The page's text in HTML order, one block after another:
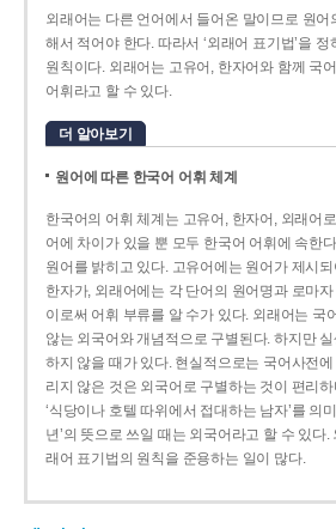
외래어는 다른 언어에서 들어온 말이므로 원어
해서 적어야 한다. 따라서 ‘외래어 표기법’을 정
원칙이다. 외래어는 고유어, 한자어와 함께 국
어휘라고 할 수 있다.
더 알아보기
원어에 따른 한국어 어휘 체계
한국어의 어휘 체계는 고유어, 한자어, 외래어
어에 차이가 있을 뿐 모두 한국어 어휘에 속한
원어를 밝히고 있다. 고유어에는 원어가 제시
한자가, 외래어에는 각 단어의 원어명과 로마
이로써 어휘 부류를 알 수가 있다. 외래어는 국
않는 외국어와 개념적으로 구별된다. 하지만
하지 않을 때가 있다. 현실적으로는 국어사전
리지 않은 것은 외국어로 구별하는 것이 편리하
‘식당이나 호텔 따위에서 접대하는 남자’를 의
년’의 뜻으로 쓰일 때는 외국어라고 할 수 있다.
래어 표기법의 원칙을 준용하는 일이 많다.